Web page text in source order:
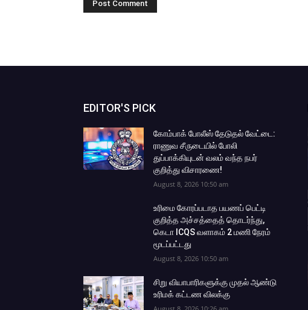
EDITOR'S PICK
கோம்பாக் போலீஸ் தேடுதல் வேட்டை:
ராணுவ சீருடையில் போலி
துப்பாக்கியுடன் வலம் வந்த நபர்
குறித்து விசாரணை!
August 8, 2026 10:50 am
உரிமை கோரப்படாத பயணப் பெட்டி
குறித்த அச்சத்தைத் தொடர்ந்து,
கெடா ICQS வளாகம் 2 மணி நேரம்
மூடப்பட்டது
August 8, 2026 10:50 am
சிறு வியாபாரிகளுக்கு முதல் ஆண்டு
உரிமக் கட்டண விலக்கு